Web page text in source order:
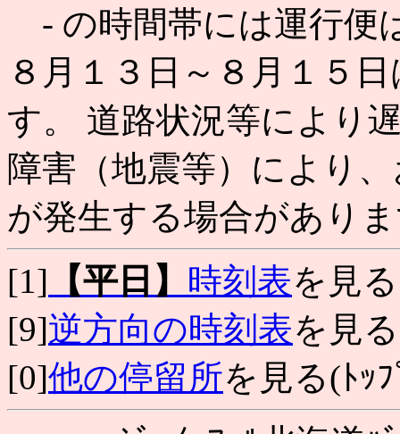
- の時間帯には運行便
８月１３日～８月１５
す。 道路状況等により
障害（地震等）により
が発生する場合があり
[1] 【平日】 時刻表を見る
[9]逆方向の時刻表を見る
[0]他の停留所を見る(ﾄｯ